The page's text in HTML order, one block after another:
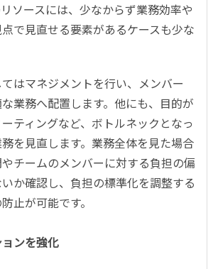
ソースには、少なからず業務効率や
で見直せる要素があるケースも少な
てはマネジメントを行い、メンバー
な業務へ配置します。他にも、目的が
ティングなど、ボトルネックとなっ
を見直します。業務全体を見た場合
チームのメンバーに対する負担の偏
か確認し、負担の標準化を調整する
止が可能です。
ンを強化